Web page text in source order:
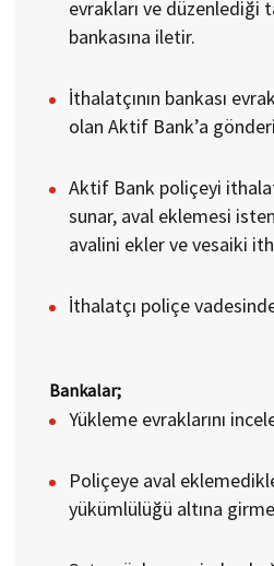
evrakları ve düzenlediği
bankasına iletir.
İthalatçının bankası
olan Aktif Bank’a
Aktif Bank poliçeyi
sunar, aval eklemesi
avalini ekler ve vesaiki
İthalatçı poliçe
Bankalar​;
Yükleme evraklarını
Poliçeye aval
yükümlülüğü altına